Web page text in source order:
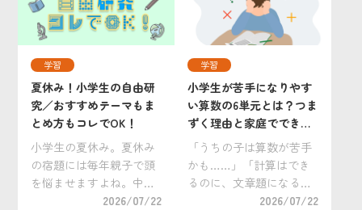
学習
夏休み！小学生の自由研
究／おすすめテーマもま
とめ方もコレでOK！
小学生の夏休み。夏休み
の宿題には毎年親子で頭
を悩ませますよね。中で
も大変手を焼くのが自由
2026/07/22
学習
小学生が苦手になりやす
い算数の6単元とは？つま
ずく理由と家庭でできる
克服法
「うちの子は算数が苦手
かも……」「計算はでき
るのに、文章題になると
手が止まってしまう」。
2026/07/22